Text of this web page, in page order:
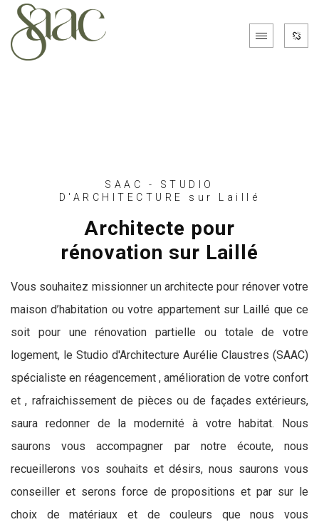
SAAC - STUDIO
D'ARCHITECTURE sur Laillé
Architecte pour
rénovation sur Laillé
Vous souhaitez missionner un architecte pour rénover votre
maison d’habitation ou votre appartement sur Laillé que ce
soit pour une rénovation partielle ou totale de votre
logement, le Studio d'Architecture Aurélie Claustres (SAAC)
spécialiste en réagencement , amélioration de votre confort
et , rafraichissement de pièces ou de façades extérieurs,
saura redonner de la modernité à votre habitat. Nous
saurons vous accompagner par notre écoute, nous
recueillerons vos souhaits et désirs, nous saurons vous
conseiller et serons force de propositions et par sur le
choix de matériaux et de couleurs que nous vous